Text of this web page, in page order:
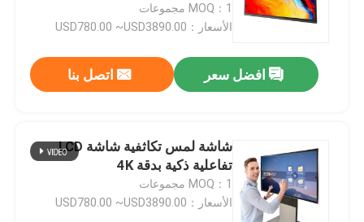
MOQ：1 مجموعات
الأسعار：USD780.00 ~USD3890.00
افضل سعر اتصل بنا
شاشة لمس تكاثفية شاشة LCD
تفاعلية ذكية بدقة 4K
MOQ：1 مجموعات
الأسعار：USD780.00 ~USD3890.00